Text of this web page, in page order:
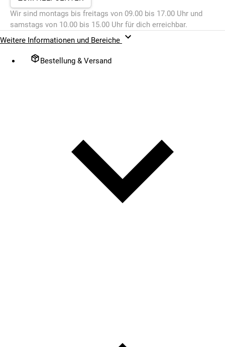
Wir sind montags bis freitags von 09.00 bis 17.00 Uhr und
samstags von 10.00 bis 15.00 Uhr für dich erreichbar.
Weitere Informationen und Bereiche
Bestellung & Versand